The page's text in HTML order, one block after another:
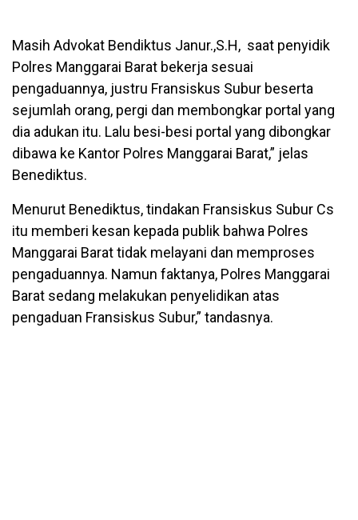
Masih Advokat Bendiktus Janur.,S.H, saat penyidik
Polres Manggarai Barat bekerja sesuai
pengaduannya, justru Fransiskus Subur beserta
sejumlah orang, pergi dan membongkar portal yang
dia adukan itu. Lalu besi-besi portal yang dibongkar
dibawa ke Kantor Polres Manggarai Barat,” jelas
Benediktus.
Menurut Benediktus, tindakan Fransiskus Subur Cs
itu memberi kesan kepada publik bahwa Polres
Manggarai Barat tidak melayani dan memproses
pengaduannya. Namun faktanya, Polres Manggarai
Barat sedang melakukan penyelidikan atas
pengaduan Fransiskus Subur,” tandasnya.